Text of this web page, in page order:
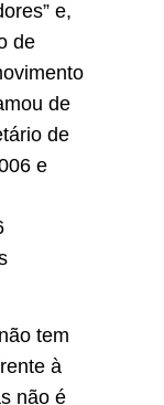
e,
de
de
de
e
tem
à
não é